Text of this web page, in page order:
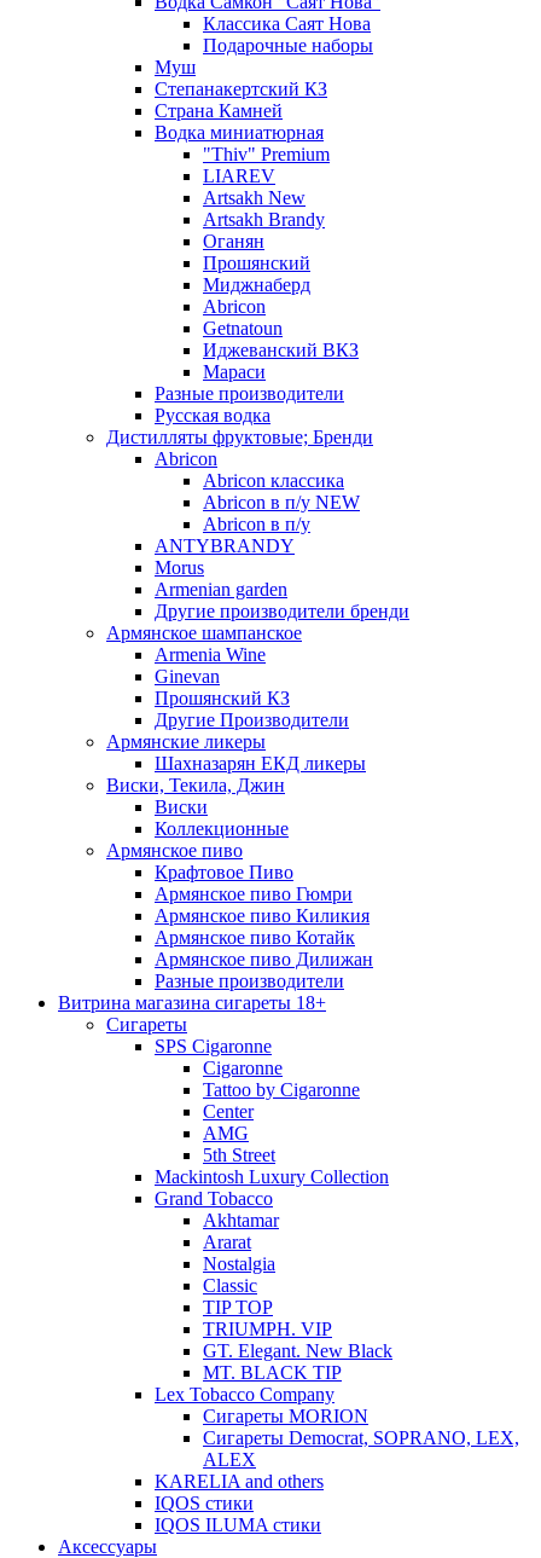
Классика Саят Нова
Подарочные наборы
Муш
Степанакертский КЗ
Страна Камней
Водка миниатюрная
"Thiv" Premium
LIAREV
Artsakh New
Artsakh Brandy
Оганян
Прошянский
Миджнаберд
Abricon
Getnatoun
Иджеванский ВКЗ
Мараси
Разные производители
Русская водка
Дистилляты фруктовые; Бренди
Abricon
Abricon классика
Abricon в п/у NEW
Abricon в п/у
ANTYBRANDY
Morus
Armenian garden
Другие производители бренди
Армянское шампанское
Armenia Wine
Ginevan
Прошянский КЗ
Другие Производители
Армянские ликеры
Шахназарян ЕКД ликеры
Виски, Текила, Джин
Виски
Коллекционные
Армянское пиво
Крафтовое Пиво
Армянское пиво Гюмри
Армянское пиво Киликия
Армянское пиво Котайк
Армянское пиво Дилижан
Разные производители
Витрина магазина сигареты 18+
Cигареты
SPS Cigaronne
Сigaronne
Tattoo by Cigaronne
Center
AMG
5th Street
Mackintosh Luxury Collection
Grand Tobacco
Akhtamar
Ararat
Nostalgia
Classic
TIP TOP
TRIUMPH. VIP
GT. Elegant. New Black
MT. BLACK TIP
Lex Tobacco Company
Сигареты MORION
Сигареты Democrat, SOPRANO, LEX,
ALEX
KARELIA and others
IQOS стики
IQOS ILUMA стики
Аксессуары